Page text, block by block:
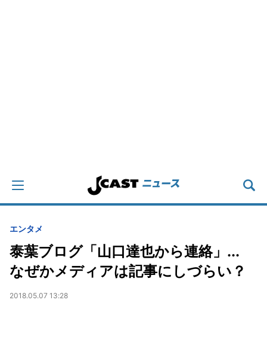
エンタメ
泰葉ブログ「山口達也から連絡」...
なぜかメディアは記事にしづらい？
2018.05.07 13:28